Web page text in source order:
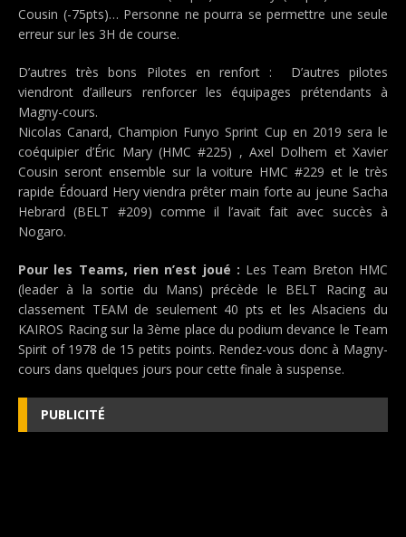
Cousin (-75pts)… Personne ne pourra se permettre une seule
erreur sur les 3H de course.
D’autres très bons Pilotes en renfort : D’autres pilotes
viendront d’ailleurs renforcer les équipages prétendants à
Magny-cours.
Nicolas Canard, Champion Funyo Sprint Cup en 2019 sera le
coéquipier d’Éric Mary (HMC #225) , Axel Dolhem et Xavier
Cousin seront ensemble sur la voiture HMC #229 et le très
rapide Édouard Hery viendra prêter main forte au jeune Sacha
Hebrard (BELT #209) comme il l’avait fait avec succès à
Nogaro.
Pour les Teams, rien n’est joué : Les Team Breton HMC
(leader à la sortie du Mans) précède le BELT Racing au
classement TEAM de seulement 40 pts et les Alsaciens du
KAIROS Racing sur la 3ème place du podium devance le Team
Spirit of 1978 de 15 petits points. Rendez-vous donc à Magny-
cours dans quelques jours pour cette finale à suspense.
PUBLICITÉ